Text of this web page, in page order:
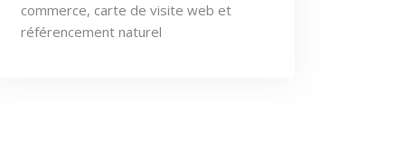
commerce, carte de visite web et
référencement naturel